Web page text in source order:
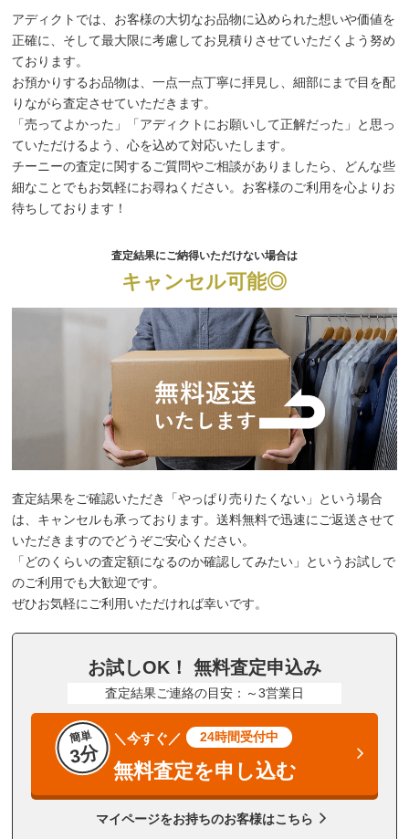
アディクトでは、お客様の大切なお品物に込められた想いや価値を
正確に、そして最大限に考慮してお見積りさせていただくよう努め
ております。
お預かりするお品物は、一点一点丁寧に拝見し、細部にまで目を配
りながら査定させていただきます。
「売ってよかった」「アディクトにお願いして正解だった」と思っ
ていただけるよう、心を込めて対応いたします。
チーニーの査定に関するご質問やご相談がありましたら、どんな些
細なことでもお気軽にお尋ねください。お客様のご利用を心よりお
待ちしております！
査定結果にご納得いただけない場合は
キャンセル可能◎
査定結果をご確認いただき「やっぱり売りたくない」という場合
は、キャンセルも承っております。送料無料で迅速にご返送させて
いただきますのでどうぞご安心ください。
「どのくらいの査定額になるのか確認してみたい」というお試しで
のご利用でも大歓迎です。
ぜひお気軽にご利用いただければ幸いです。
お試しOK！ 無料査定申込み
査定結果ご連絡の目安：～3営業日
簡単
3分
＼今すぐ／ 24時間受付中
無料査定を申し込む
マイページをお持ちのお客様はこちら